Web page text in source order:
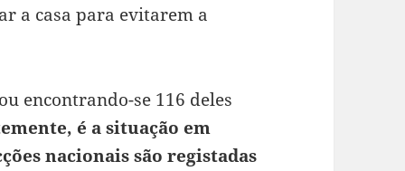
a casa para evitarem a
encontrando-se 116 deles
é a situação em
nacionais são registadas